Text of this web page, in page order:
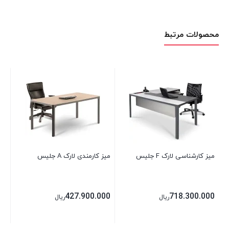
محصولات مرتبط
میز کارشناسی لارک F جلیس
718.300.000ریال
میز کارمندی لارک A جلیس
427.900.000ریال